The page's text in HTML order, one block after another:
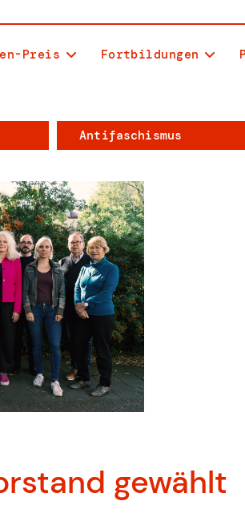
Preis Fortbildungen
Antifaschismus
gewählt